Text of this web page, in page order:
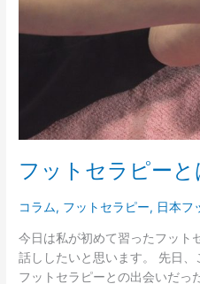
フットセラピーと
コラム, フットセラピー, 日本フ
今日は私が初めて習ったフット
話ししたいと思います。 先日
フットセラピーとの出会いだっ
と
は？